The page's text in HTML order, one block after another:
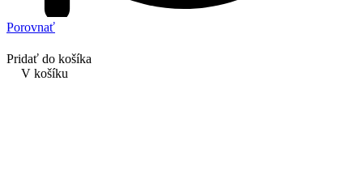
Porovnať
Pridať do košíka
V košíku